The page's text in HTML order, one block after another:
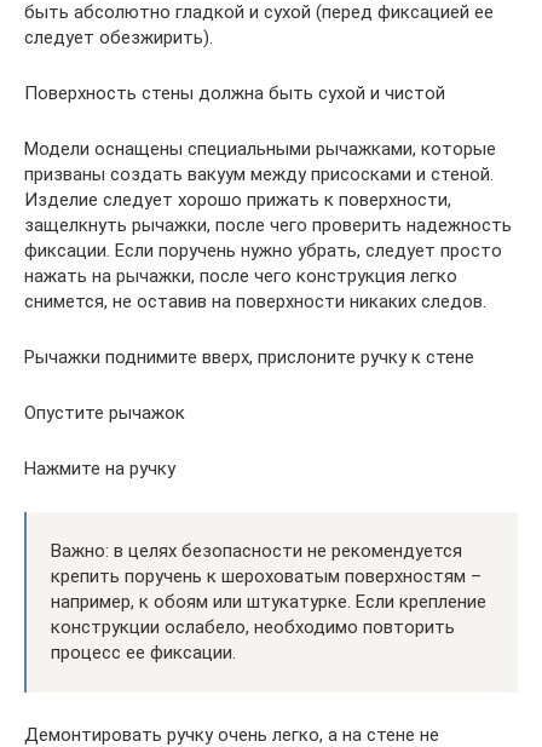
быть абсолютно гладкой и сухой (перед фиксацией ее
следует обезжирить).
Поверхность стены должна быть сухой и чистой
Модели оснащены специальными рычажками, которые
призваны создать вакуум между присосками и стеной.
Изделие следует хорошо прижать к поверхности,
защелкнуть рычажки, после чего проверить надежность
фиксации. Если поручень нужно убрать, следует просто
нажать на рычажки, после чего конструкция легко
снимется, не оставив на поверхности никаких следов.
Рычажки поднимите вверх, прислоните ручку к стене
Опустите рычажок
Нажмите на ручку
Важно: в целях безопасности не рекомендуется
крепить поручень к шероховатым поверхностям –
например, к обоям или штукатурке. Если крепление
конструкции ослабело, необходимо повторить
процесс ее фиксации.
Демонтировать ручку очень легко, а на стене не